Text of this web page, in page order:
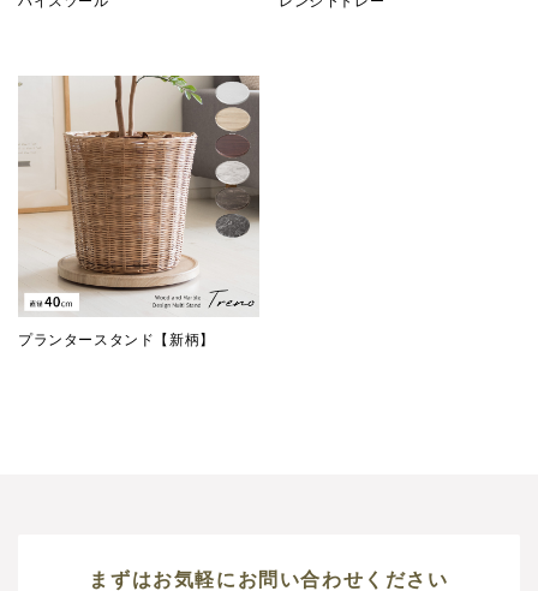
プランタースタンド【新柄】
まずはお気軽にお問い合わせください